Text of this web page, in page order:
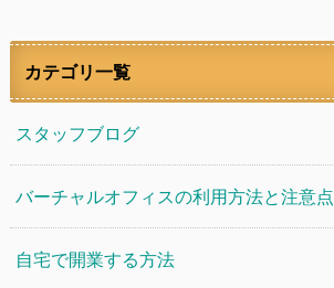
カテゴリ一覧
スタッフブログ
バーチャルオフィスの利用方法と注意点
自宅で開業する方法